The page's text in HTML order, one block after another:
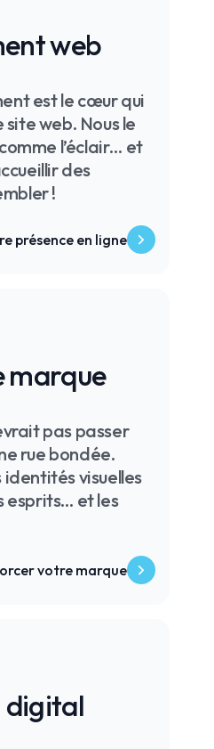
web
est le cœur qui
web. Nous le
l’éclair… et
des
!
présence en ligne
marque
pas passer
rue bondée.
identités visuelles
esprits… et les
votre marque
digital